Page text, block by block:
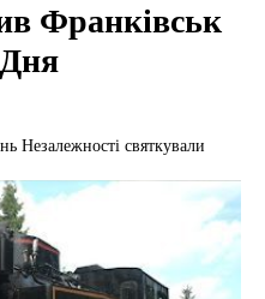
Франківськ
Незалежності святкували